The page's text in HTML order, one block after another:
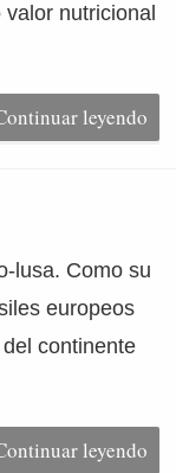
nutricional
leyendo
lusa. Como su
europeos
continente
leyendo